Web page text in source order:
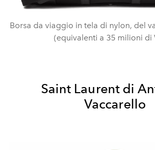
Borsa da viaggio in tela di nylon, del
(equivalenti a 35 milioni di
Saint Laurent di
Vaccarello